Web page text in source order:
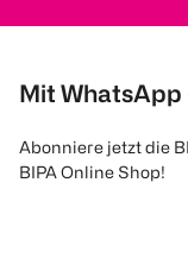
Mit WhatsApp
Abonniere jetzt die
BIPA Online Shop!